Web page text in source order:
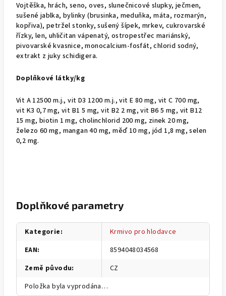
Vojtěška, hrách, seno, oves, slunečnicové slupky, ječmen,
sušené jablka, bylinky (brusinka, meduňka, máta, rozmarýn,
kopřiva), petržel stonky, sušený šípek, mrkev, cukrovarské
řízky, len, uhličitan vápenatý, ostropestřec mariánský,
pivovarské kvasnice, monocalcium-fosfát, chlorid sodný,
extrakt z juky schidigera.
Doplňkové látky/kg
Vit A 12500 m.j., vit D3 1200 m.j., vit E 80 mg, vit C 700 mg,
vit K3 0,7 mg, vit B1 5 mg, vit B2 2 mg, vit B6 5 mg, vit B12
15 mg, biotin 1 mg, cholinchlorid 200 mg, zinek 20 mg,
železo 60 mg, mangan 40 mg, měď 10 mg, jód 1,8 mg, selen
0,2 mg.
Doplňkové parametry
Kategorie:
Krmivo pro hlodavce
EAN:
8594048034568
Země původu:
CZ
Položka byla vyprodána…